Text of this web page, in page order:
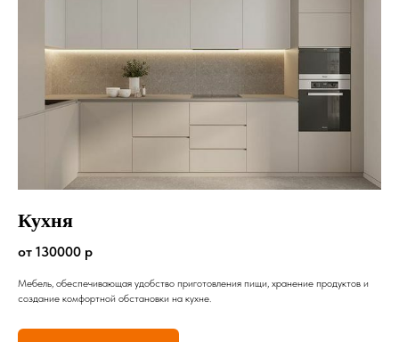
Кухня
от 130000 р
Мебель, обеспечивающая удобство приготовления пищи, хранение продуктов и
создание комфортной обстановки на кухне.